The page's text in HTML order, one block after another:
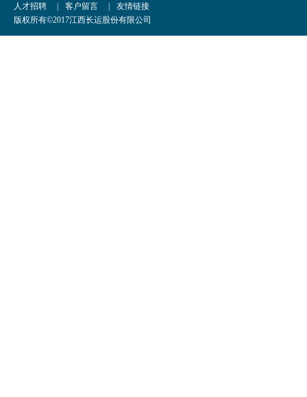
人才招聘 客户留言
友情链接
版权所有©2017江西长运股份有限公司